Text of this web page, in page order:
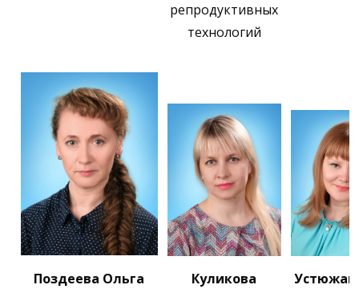
репродуктивных
технологий
Поздеева Ольга
Куликова